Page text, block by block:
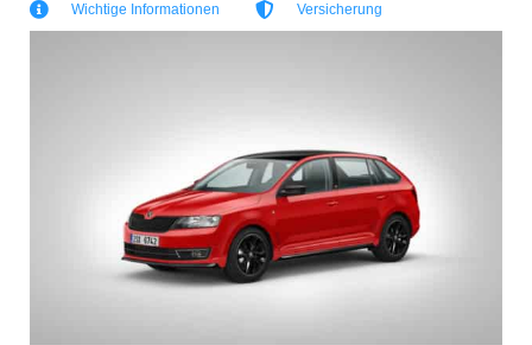
Wichtige Informationen Versicherung